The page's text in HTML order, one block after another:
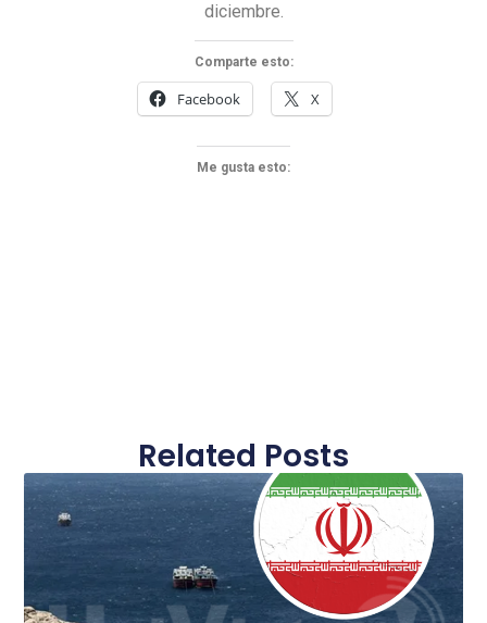
diciembre.
Comparte esto:
Facebook X
Me gusta esto:
Related Posts